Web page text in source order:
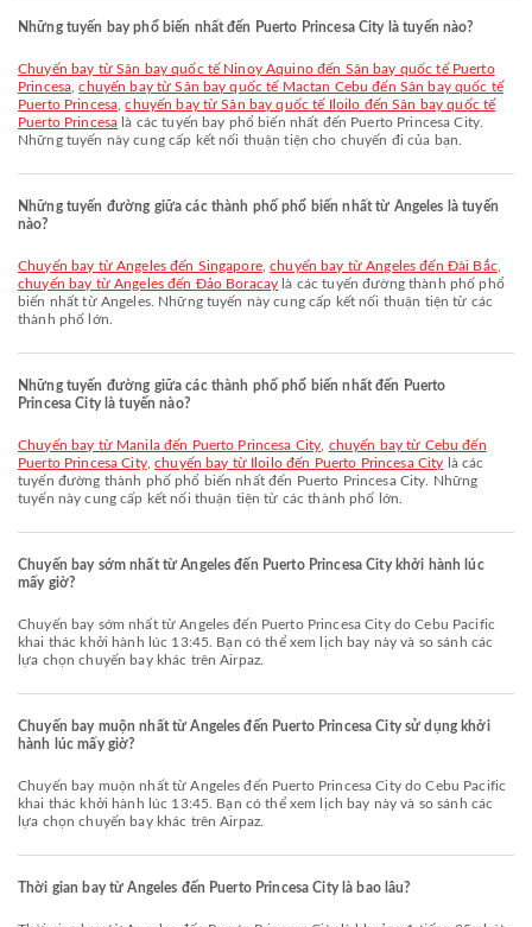
Những tuyến bay phổ biến nhất đến Puerto Princesa City là tuyến nào?
chuyến bay từ Sân bay quốc tế Ninoy Aquino đến Sân bay quốc tế Puerto
Princesa ,chuyến bay từ Sân bay quốc tế Mactan Cebu đến Sân bay quốc tế
Puerto Princesa ,chuyến bay từ Sân bay quốc tế Iloilo đến Sân bay quốc tế
Puerto Princesa là các tuyến bay phổ biến nhất đến Puerto Princesa City.
Những tuyến này cung cấp kết nối thuận tiện cho chuyến đi của bạn.
Những tuyến đường giữa các thành phố phổ biến nhất từ Angeles là tuyến
nào?
chuyến bay từ Angeles đến Singapore,chuyến bay từ Angeles đến Đài Bắc
chuyến bay từ Angeles đến Đảo Boracay là các tuyến đường thành phố phổ
biến nhất từ Angeles. Những tuyến này cung cấp kết nối thuận tiện từ các
thành phố lớn.
Những tuyến đường giữa các thành phố phổ biến nhất đến Puerto
Princesa City là tuyến nào?
chuyến bay từ Manila đến Puerto Princesa City chuyến bay từ Cebu đến
Puerto Princesa City,chuyến bay từ Iloilo đến Puerto Princesa City là các
tuyến đường thành phố phổ biến nhất đến Puerto Princesa City. Những
tuyến này cung cấp kết nối thuận tiện từ các thành phố lớn.
Chuyến bay sớm nhất từ Angeles đến Puerto Princesa City khởi hành lúc
mấy giờ?
Chuyến bay sớm nhất từ Angeles đến Puerto Princesa City do Cebu Pacific
khai thác khởi hành lúc 13:45. Bạn có thể xem lịch bay này và so sánh các
lựa chọn chuyến bay khác trên Airpaz.
Chuyến bay muộn nhất từ Angeles đến Puerto Princesa City sử dụng khởi
hành lúc mấy giờ?
Chuyến bay muộn nhất từ Angeles đến Puerto Princesa City do Cebu Pacific
khai thác khởi hành lúc 13:45. Bạn có thể xem lịch bay này và so sánh các
lựa chọn chuyến bay khác trên Airpaz.
Thời gian bay từ Angeles đến Puerto Princesa City là bao lâu?